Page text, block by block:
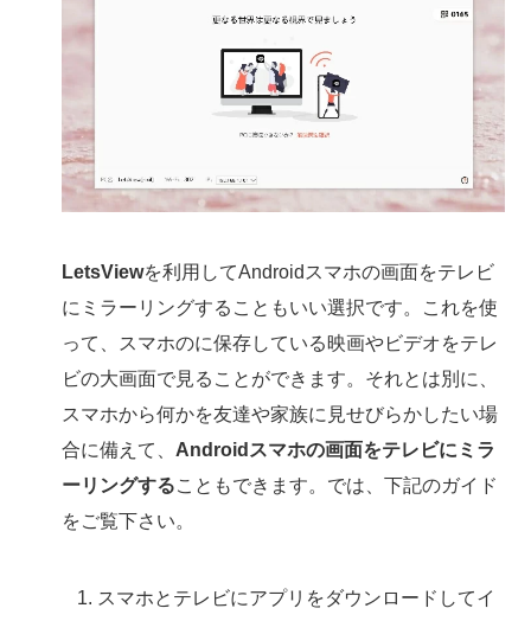
LetsViewを利用してAndroidスマホの画面をテレビ
にミラーリングすることもいい選択です。これを使
って、スマホのに保存している映画やビデオをテレ
ビの大画面で見ることができます。それとは別に、
スマホから何かを友達や家族に見せびらかしたい場
合に備えて、 Androidスマホの画面をテレビにミラ
ーリングすることもできます。では、下記のガイド
をご覧下さい。
スマホとテレビにアプリをダウンロードしてイ